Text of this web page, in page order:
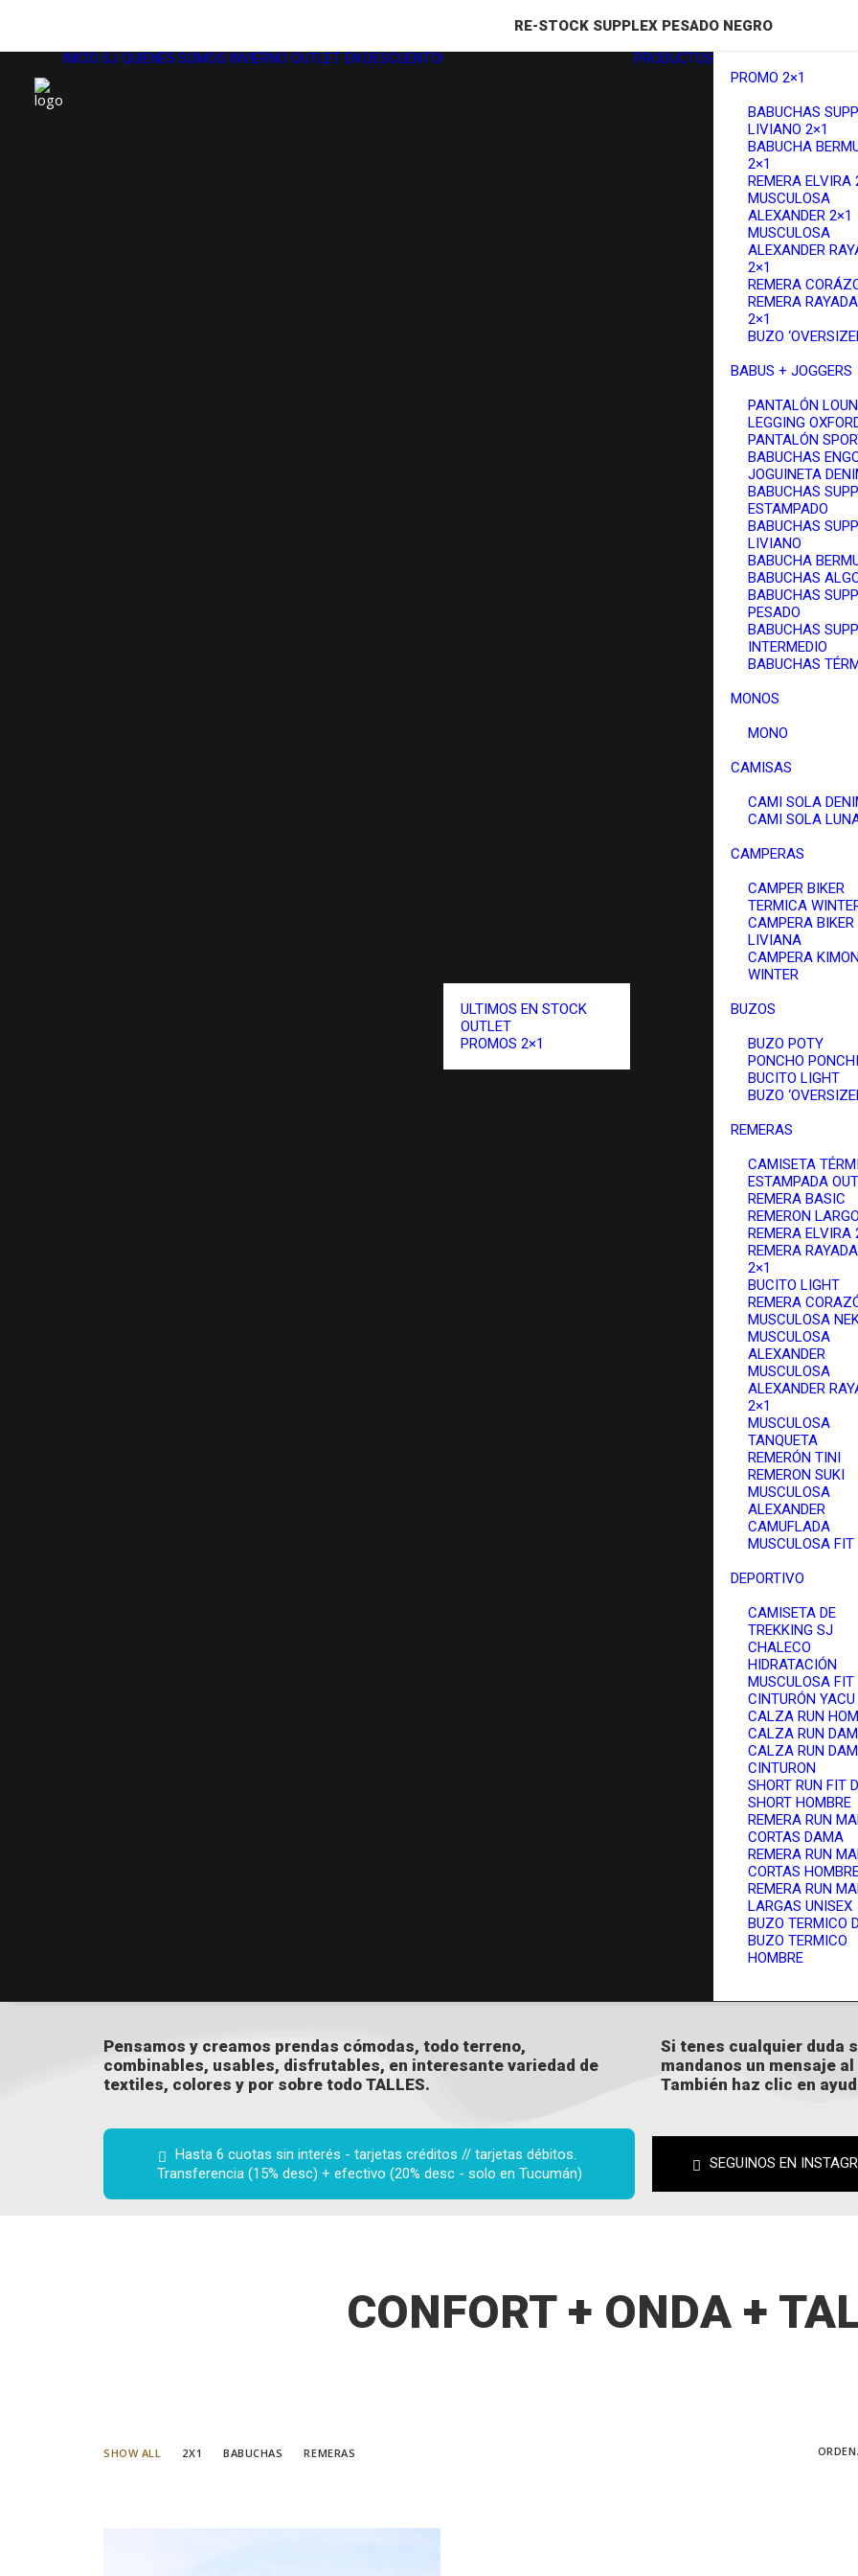
RE-STOCK SUPPLEX PESADO NEGRO
INICIO SJ QUIENES SOMOS INVIERNO OUTLET EN DESCUENTO!
ULTIMOS EN STOCK
OUTLET
PROMOS 2×1
PRODUCTOS
PROMO 2×1
BABUCHAS
LIVIANO 2×1
BABUCHA
2×1
REMERA ELVIRA
MUSCULOSA
ALEXANDER 2×1
MUSCULOSA
ALEXANDER
2×1
REMERA
REMERA
2×1
BUZO
BABUS + JOGGERS
PANTALÓN
LEGGING
PANTALÓN
BABUCHAS
JOGUINETA
BABUCHAS
ESTAMPADO
BABUCHAS
LIVIANO
BABUCHA
BABUCHAS
BABUCHAS
PESADO
BABUCHAS
INTERMEDIO
BABUCHAS
MONOS
MONO
CAMISAS
CAMI SOLA
CAMI SOLA
CAMPERAS
CAMPER BIKER
TERMICA
CAMPERA BIKER
LIVIANA
CAMPERA
WINTER
BUZOS
BUZO POTY
PONCHO PONCHI
BUCITO LIGHT
BUZO
REMERAS
CAMISETA
ESTAMPADA
REMERA BASIC
REMERON LARGO
REMERA ELVIRA
REMERA
2×1
BUCITO LIGHT
REMERA
MUSCULOSA
MUSCULOSA
ALEXANDER
MUSCULOSA
ALEXANDER
2×1
MUSCULOSA
TANQUETA
REMERÓN TINI
REMERON SUKI
MUSCULOSA
ALEXANDER
CAMUFLADA
MUSCULOSA FIT
DEPORTIVO
CAMISETA DE
TREKKING SJ
CHALECO
HIDRATACIÓN
MUSCULOSA FIT
CINTURÓN YACU
CALZA RUN
CALZA RUN
CALZA RUN
CINTURON
SHORT RUN FIT
SHORT HOMBRE
REMERA RUN
CORTAS DAMA
REMERA RUN
CORTAS
REMERA RUN
LARGAS UNISEX
BUZO TERMICO
BUZO TERMICO
HOMBRE
Pensamos y creamos prendas cómodas, todo terreno,
combinables, usables, disfrutables, en interesante variedad de
textiles, colores y por sobre todo TALLES.
Si tenes cualquier duda
mandanos un mensaje
También haz clic en
Hasta 6 cuotas sin interés - tarjetas créditos // tarjetas débitos.
Transferencia (15% desc) + efectivo (20% desc - solo en Tucumán)
SEGUINOS EN
CONFORT + ONDA +
SHOW ALL 2X1 BABUCHAS REMERAS